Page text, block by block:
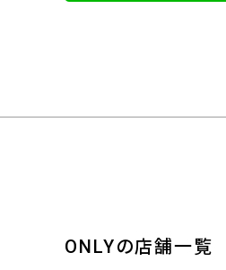
ONLYの店舗一覧